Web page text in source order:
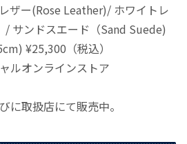
ザー(Rose Leather)/ ホワイトレ
サンドスエード（Sand Suede)
¥25,300（税込）
ルオンラインストア
取扱店にて販売中。